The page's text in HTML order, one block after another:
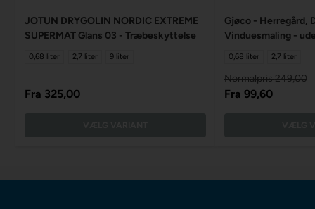
JOTUN DRYGOLIN NORDIC EXTREME
SUPERMAT Glans 03 - Træbeskyttelse
0,68 liter 2,7 liter 9 liter
Fra 325,00
Gjøco - Herregård,
Vinduesmaling -
0,68 liter 2,7 liter
Normalpris249,00
Fra 99,60